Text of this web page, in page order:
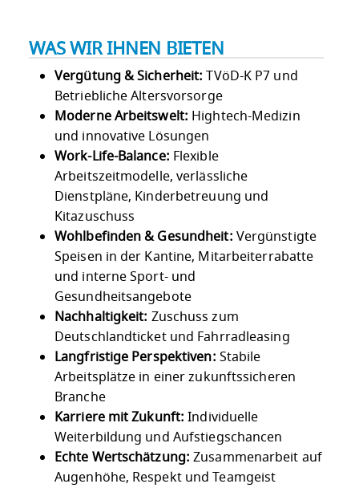
WAS WIR IHNEN BIETEN
Vergütung & Sicherheit: TVöD-K P7 und
Betriebliche Altersvorsorge
Moderne Arbeitswelt: Hightech-Medizin
und innovative Lösungen
Work-Life-Balance: Flexible
Arbeitszeitmodelle, verlässliche
Dienstpläne, Kinderbetreuung und
Kitazuschuss
Wohlbefinden & Gesundheit: Vergünstigte
Speisen in der Kantine, Mitarbeiterrabatte
und interne Sport- und
Gesundheitsangebote
Nachhaltigkeit: Zuschuss zum
Deutschlandticket und Fahrradleasing
Langfristige Perspektiven: Stabile
Arbeitsplätze in einer zukunftssicheren
Branche
Karriere mit Zukunft: Individuelle
Weiterbildung und Aufstiegschancen
Echte Wertschätzung: Zusammenarbeit auf
Augenhöhe, Respekt und Teamgeist